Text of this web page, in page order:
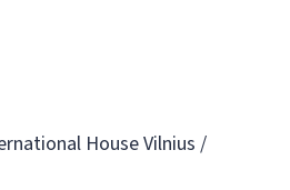
House Vilnius /